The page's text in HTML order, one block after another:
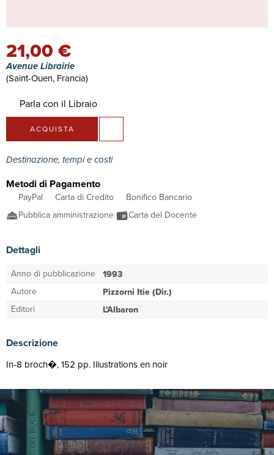
21,00 €
Avenue Librairie
(Saint-Ouen, Francia)
Parla con il Libraio
ACQUISTA
Destinazione, tempi e costi
Metodi di Pagamento
PayPal Carta di Credito
Bonifico Bancario
Pubblica amministrazione
Carta del Docente
Dettagli
Anno di pubblicazione 1993
Autore Pizzorni Itie (Dir.)
Editori L'Albaron
Descrizione
In-8 broch�, 152 pp. Illustrations en noir